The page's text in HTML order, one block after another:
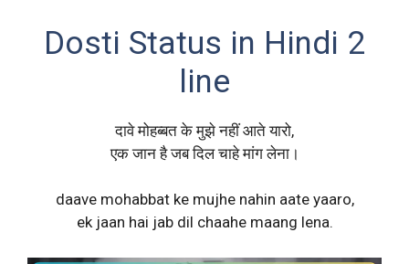
Dosti Status in Hindi 2
line
दावे मोहब्बत के मुझे नहीं आते यारो,
एक जान है जब दिल चाहे मांग लेना।
daave mohabbat ke mujhe nahin aate yaaro,
ek jaan hai jab dil chaahe maang lena.